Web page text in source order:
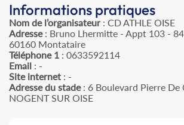
Informations pratiques
Nom de l’organisateur: CD ATHLE OISE
Adresse: Bruno Lhermitte - Appt 103 -
60160 Montataire
Téléphone 1 : 0633592114
Email : -
Site internet : -
Adresse du stade: 6 Boulevard Pierre De
NOGENT SUR OISE